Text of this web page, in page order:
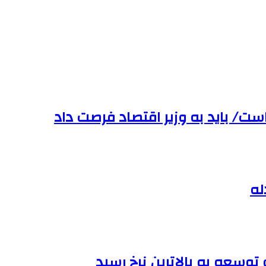
باید به وزیر اقتصاد فرصت داد